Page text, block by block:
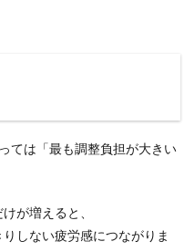
ては「最も調整負担が大きい
が増えると、
しない疲労感につながりま